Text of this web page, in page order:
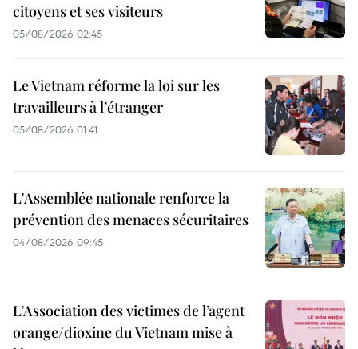
citoyens et ses visiteurs
05/08/2026 02:45
Le Vietnam réforme la loi sur les
travailleurs à l’étranger
05/08/2026 01:41
L'Assemblée nationale renforce la
prévention des menaces sécuritaires
04/08/2026 09:45
L’Association des victimes de l’agent
orange/dioxine du Vietnam mise à